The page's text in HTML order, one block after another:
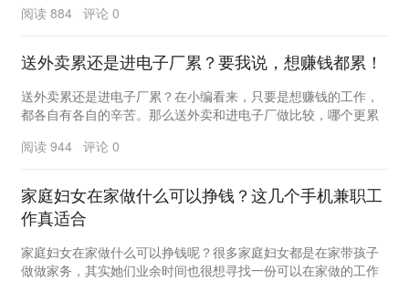
阅读 884 评论 0
送外卖累还是进电子厂累？要我说，想赚钱都累！
送外卖累还是进电子厂累？在小编看来，只要是想赚钱的工作，
都各自有各自的辛苦。那么送外卖和进电子厂做比较，哪个更累
阅读 944 评论 0
家庭妇女在家做什么可以挣钱？这几个手机兼职工
作真适合
家庭妇女在家做什么可以挣钱呢？很多家庭妇女都是在家带孩子
做做家务，其实她们业余时间也很想寻找一份可以在家做的工作